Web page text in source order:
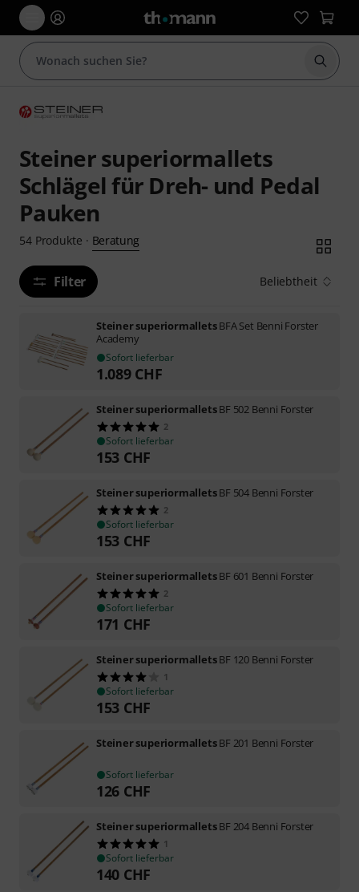
Suche
Steiner superiormallets
Schlägel für Dreh- und Pedal
Pauken
54 Produkte · Beratung
Filter Beliebtheit
Steiner superiormalletsBFA Set Benni Forster
Academy
Sofort lieferbar
1.089 CHF
Steiner superiormalletsBF 502 Benni Forster
2
Sofort lieferbar
153 CHF
Steiner superiormalletsBF 504 Benni Forster
2
Sofort lieferbar
153 CHF
Steiner superiormalletsBF 601 Benni Forster
2
Sofort lieferbar
171 CHF
Steiner superiormalletsBF 120 Benni Forster
1
Sofort lieferbar
153 CHF
Steiner superiormalletsBF 201 Benni Forster
Sofort lieferbar
126 CHF
Steiner superiormalletsBF 204 Benni Forster
1
Sofort lieferbar
140 CHF